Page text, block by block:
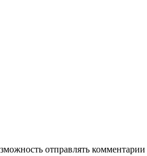
отправлять комментарии